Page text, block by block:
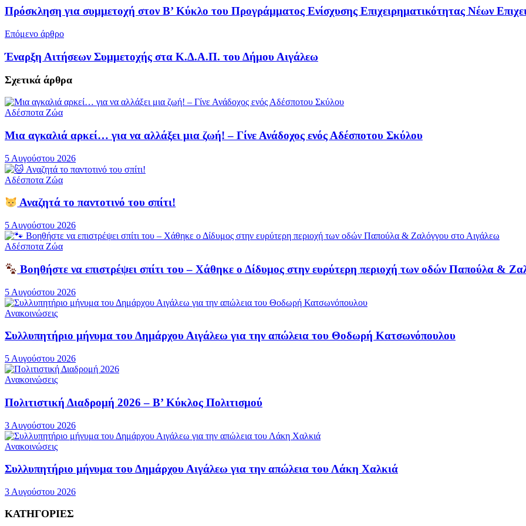
Πρόσκληση για συμμετοχή στον Β’ Κύκλο του Προγράμματος Ενίσχυσης Επιχειρηματικότητας Νέων
Επόμενο άρθρο
Έναρξη Αιτήσεων Συμμετοχής στα Κ.Δ.Α.Π. του Δήμου Αιγάλεω
Σχετικά άρθρα
Αδέσποτα Ζώα
Μια αγκαλιά αρκεί… για να αλλάξει μια ζωή! – Γίνε Ανάδοχος ενός Αδέσποτου Σκύλου
5 Αυγούστου 2026
Αδέσποτα Ζώα
Αναζητά το παντοτινό του σπίτι!
5 Αυγούστου 2026
Αδέσποτα Ζώα
Βοηθήστε να επιστρέψει σπίτι του – Χάθηκε ο Δίδυμος στην ευρύτερη περιοχή των οδών Παπούλα &
5 Αυγούστου 2026
Ανακοινώσεις
Συλλυπητήριο μήνυμα του Δημάρχου Αιγάλεω για την απώλεια του Θοδωρή Κατσωνόπουλου
5 Αυγούστου 2026
Ανακοινώσεις
Πολιτιστική Διαδρομή 2026 – Β’ Κύκλος Πολιτισμού
3 Αυγούστου 2026
Ανακοινώσεις
Συλλυπητήριο μήνυμα του Δημάρχου Αιγάλεω για την απώλεια του Λάκη Χαλκιά
3 Αυγούστου 2026
ΚΑΤΗΓΟΡΙΕΣ